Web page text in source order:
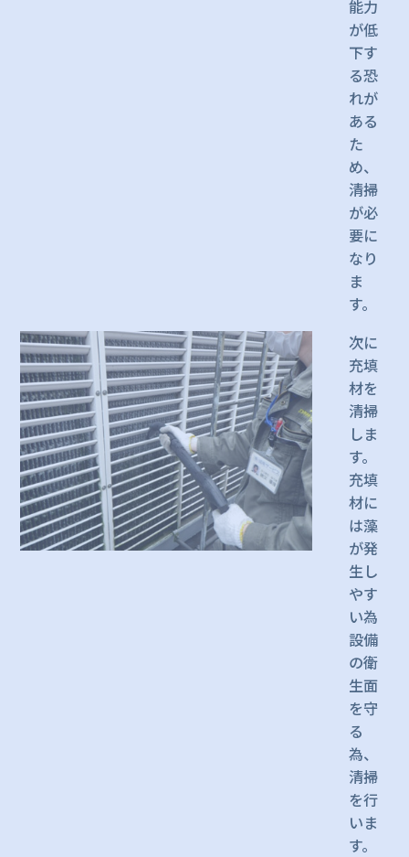
能力
が低
下す
る恐
れが
ある
た
め、
清掃
が必
要に
なり
ま
す。
次に
充填
材を
清掃
しま
す。
充填
材に
は藻
が発
生し
やす
い為
設備
の衛
生面
を守
る
為、
清掃
を行
いま
す。